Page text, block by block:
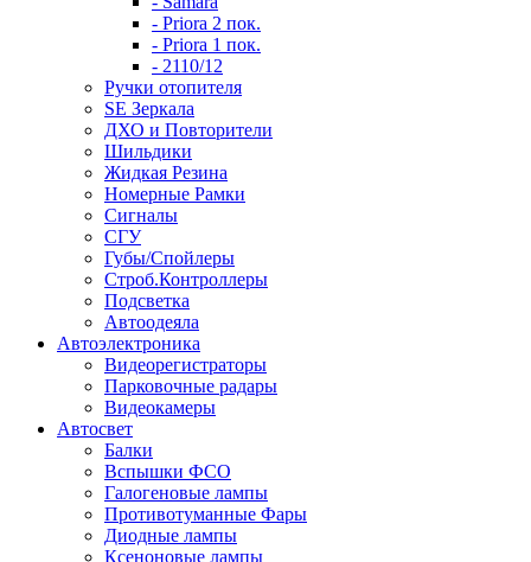
- Priora 2 пок.
- Priora 1 пок.
- 2110/12
Ручки отопителя
SE Зеркала
ДХО и Повторители
Шильдики
Жидкая Резина
Номерные Рамки
Сигналы
СГУ
Губы/Спойлеры
Строб.Контроллеры
Подсветка
Автоодеяла
Автоэлектроника
Видеорегистраторы
Парковочные радары
Видеокамеры
Автосвет
Балки
Вспышки ФСО
Галогеновые лампы
Противотуманные Фары
Диодные лампы
Ксеноновые лампы